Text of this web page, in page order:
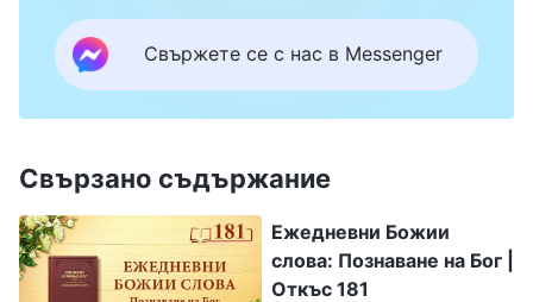
Свържете се с нас в Messenger
Свързано съдържание
Ежедневни Божии
слова: Познаване на Бог |
Откъс 181